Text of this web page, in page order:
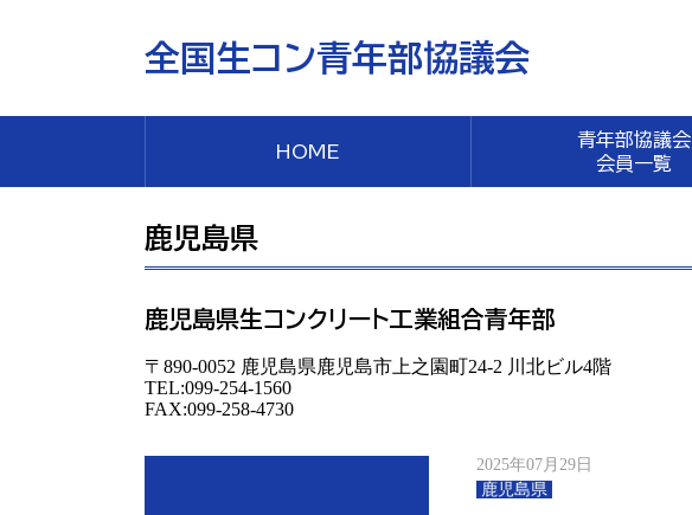
全国生コン青年部協議会
HOME
青年部協議会
会員一覧
鹿児島県
鹿児島県生コンクリート工業組合青年部
〒890-0052 鹿児島県鹿児島市上之園町24-2 川北ビル4階
TEL:099-254-1560
FAX:099-258-4730
2025年07月29日
鹿児島県